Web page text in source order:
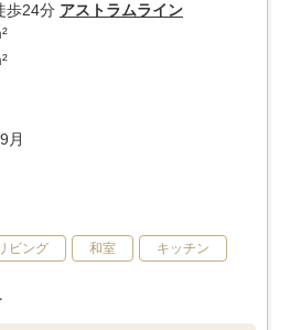
歩24分 アストラムライン
月
リビング 和室 キッチン